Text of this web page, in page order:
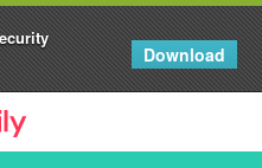
Download
Resmi Blogu